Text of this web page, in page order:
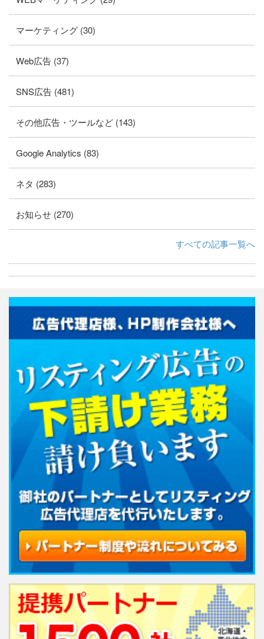
マーケティング (30)
Web広告 (37)
SNS広告 (481)
その他広告・ツールなど (143)
Google Analytics (83)
ネタ (283)
お知らせ (270)
すべての記事一覧へ